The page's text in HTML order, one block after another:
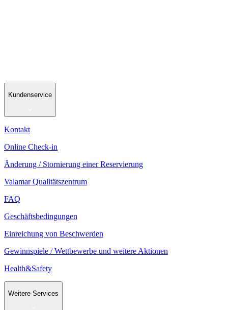
Kundenservice
Kontakt
Online Check-in
Änderung / Stornierung einer Reservierung
Valamar Qualitätszentrum
FAQ
Geschäftsbedingungen
Einreichung von Beschwerden
Gewinnspiele / Wettbewerbe und weitere Aktionen
Health&Safety
Weitere Services